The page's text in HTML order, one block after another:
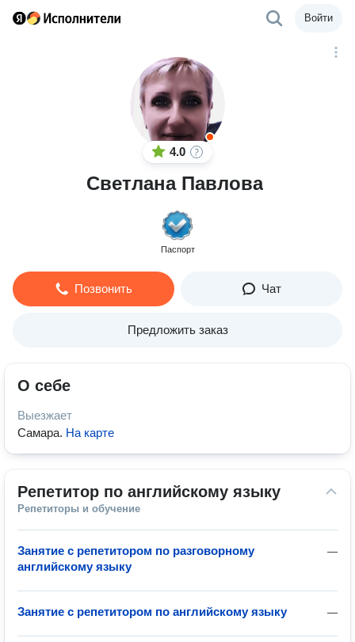
Войти
4.0
Светлана Павлова
Паспорт
Позвонить Чат
Предложить заказ
О себе
Выезжает
Самара. На карте
Репетитор по английскому языку
Репетиторы и обучение
—
Занятие с репетитором по разговорному
английскому языку
—
Занятие с репетитором по английскому языку